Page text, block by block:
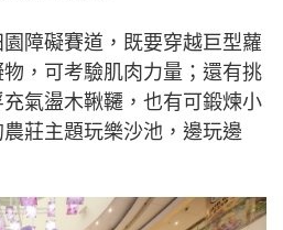
障礙賽道，既要穿越巨型蘿
，可考驗肌肉力量；還有挑
氣盪木鞦韆，也有可鍛煉小
莊主題玩樂沙池，邊玩邊